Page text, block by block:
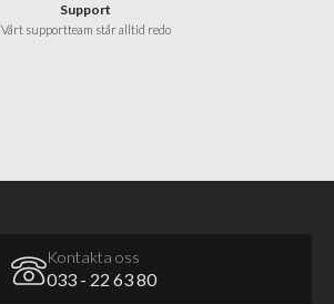
Support
Vårt supportteam står alltid redo
Kontakta oss
033 - 22 63 80